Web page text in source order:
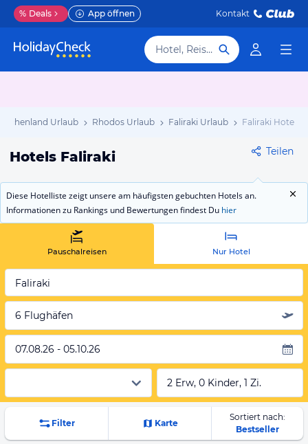
% Deals App öffnen Kontakt
Hotel, Reiseziel
Urlaub Rhodos Urlaub Faliraki Urlaub Faliraki Hotels
Hotels Faliraki Teilen
Diese Hotelliste zeigt unsere am häufigsten gebuchten Hotels an.
Informationen zu Rankings und Bewertungen findest Du hier
Pauschalreisen Nur Hotel
Faliraki
6 Flughäfen
07.08.26 - 05.10.26
2 Erw, 0 Kinder, 1 Zi.
Filter Karte
Sortiert nach:
Bestseller